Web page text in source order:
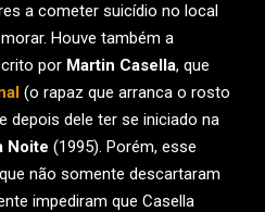
a cometer suicídio no local
Houve também a
por Martin Casella, que
(o rapaz que arranca o rosto
depois dele ter se iniciado na
Noite (1995). Porém, esse
não somente descartaram
impediram que Casella